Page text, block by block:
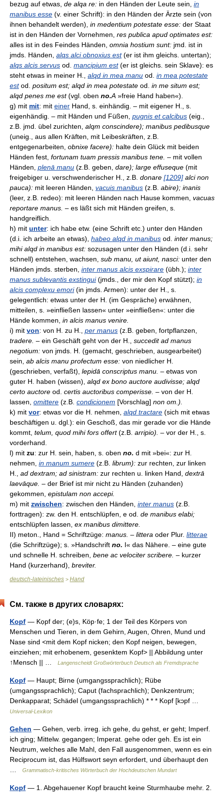
bezug auf etwas, de alqa re: in den Händen der Leute sein, in
manibus esse (v. einer Schrift): in den Händen der Ärzte sein (von
ihnen behandelt werden), in medentium potestate esse: der Staat
ist in den Händen der Vornehmen, res publica apud optimates est:
alles ist in des Feindes Händen, omnia hostium sunt: jmd. ist in
jmds. Händen, alqs alci obnoxius est(er ist ihm gleichs. untertan);
alqs alcis servus od. mancipium est(er ist gleichs. sein Sklave): es
steht etwas in meiner H., alqd in mea manu od. in mea potestate
estod. positum est; alqd in mea potestate od. in me situm est;
alqd penes me est(vgl. oben no.A »freie Hand haben«).
g) mit mit: mit einer Hand, s. einhändig. – mit eigener H., s.
eigenhändig. – mit Händen und Füßen, pugnis et calcibus (eig.,
z.B. jmd. übel zurichten, alqm conscindere); manibus pedibusque
(uneig., aus allen Kräften, mit Leibeskräften, z.B.
entgegenarbeiten, obnixe facere): halte dein Glück mit beiden
Händen fest, fortunam tuam pressis manibus tene. – mit vollen
Händen, plenā manu (z.B. geben, dare); large effuseque (mit
freigebiger u. verschwenderischer H., z.B. donare [1209] alci non
pauca): mit leeren Händen, vacuis manibus (z.B. abire); inanis
(leer, z.B. redeo): mit leeren Händen nach Hause kommen, vacuas
reportare manus. – es läßt sich mit Händen greifen, s.
handgreiflich.
h) mit unter: ich habe etw. (eine Schrift etc.) unter den Händen
(d.i. ich arbeite an etwas), habeo alqd in manibus od. inter manus;
mihi alqd in manibus est: sozusagen unter den Händen (d.i. sehr
schnell) entstehen, wachsen, sub manu, ut aiunt, nasci: unter den
Händen jmds. sterben, inter manus alcis exspirare (übh.); inter
manus sublevantis exstingui(jmds., der mir den Kopf stützt); in
alcis complexu emori(in jmds. Armen): unter der H., s.
gelegentlich: etwas unter der H. (im Gespräche) erwähnen,
mitteilen, s. »einfließen lassen« unter »einfließen«: unter die
Hände kommen, in alcis manus venire.
i) mit von: von H. zu H., per manus (z.B. geben, fortpflanzen,
tradere. – ein Geschäft geht von der H., succedit ad manus
negotium: von jmds. H. (gemacht, geschrieben, ausgearbeitet)
sein, ab alcis manu profectum esse: von niedlicher H.
(geschrieben, verfaßt), lepidā conscriptus manu. – etwas von
guter H. haben (wissen), alqd ex bono auctore audivisse; alqd
certo auctore od. certis auctoribus comperisse. – von der H.
lassen, omittere (z.B. condicionem [Vorschlag] non om.).
k) mit vor: etwas vor die H. nehmen, alqd tractare (sich mit etwas
beschäftigen u. dgl.): ein Geschoß, das mir gerade vor die Hände
kommt, telum, quod mihi fors offert(z.B. arripio). – vor der H., s.
vorderhand.
l) mit zu: zur H. sein, haben, s. oben no. d mit »bei«: zur H.
nehmen, in manum sumere (z.B. librum): zur rechten, zur linken
H., ad dextram; ad sinistram: zur rechten u. linken Hand, dextrā
laevāque. – der Brief ist mir nicht zu Händen (zuhanden)
gekommen, epistulam non accepi.
m) mit zwischen: zwischen den Händen, inter manus (z.B.
forttragen): zw. den H. entschlüpfen, e od. de manibus elabi;
entschlüpfen lassen, ex manibus dimittere.
II) meton., Hand = Schriftzüge: manus. – littera oder Plur. litterae
(die Schriftzüge); s. »Handschrift no. I« das Nähere. – eine gute
und schnelle H. schreiben, bene ac velociter scribere. – kurzer
Hand (kurzerhand), breviter.
deutsch-lateinisches > Hand
См. также в других словарях:
Kopf — Kọpf der; (e)s, Köp·fe; 1 der Teil des Körpers von
Menschen und Tieren, in dem Gehirn, Augen, Ohren, Mund und
Nase sind <mit dem Kopf nicken; den Kopf neigen, bewegen,
einziehen; mit erhobenem, gesenktem Kopf> || Abbildung unter
↑Mensch || …
Langenscheidt Großwörterbuch Deutsch als Fremdsprache
Kopf — Haupt; Birne (umgangssprachlich); Rübe
(umgangssprachlich); Caput (fachsprachlich); Denkzentrum;
Denkapparat; Schädel (umgangssprachlich) * * * Kopf [kɔpf …
Universal-Lexikon
Gehen — Gehen, verb. irreg. ich gehe, du gehst, er geht; Imperf.
ich ging; Mittelw. gegangen; Imperat. gehe oder geh. Es ist ein
Neutrum, welches alle Mahl, den Fall ausgenommen, wenn es ein
Reciprocum ist, das Hülfswort seyn erfordert, und überhaupt den
Grammatisch-kritisches Wörterbuch der Hochdeutschen Mundart
Kopf — 1. Abgehauener Kopf braucht keine Sturmhaube mehr. 2.